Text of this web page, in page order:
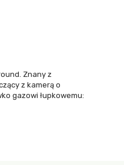
Znany z
z kamerą o
gazowi łupkowemu: